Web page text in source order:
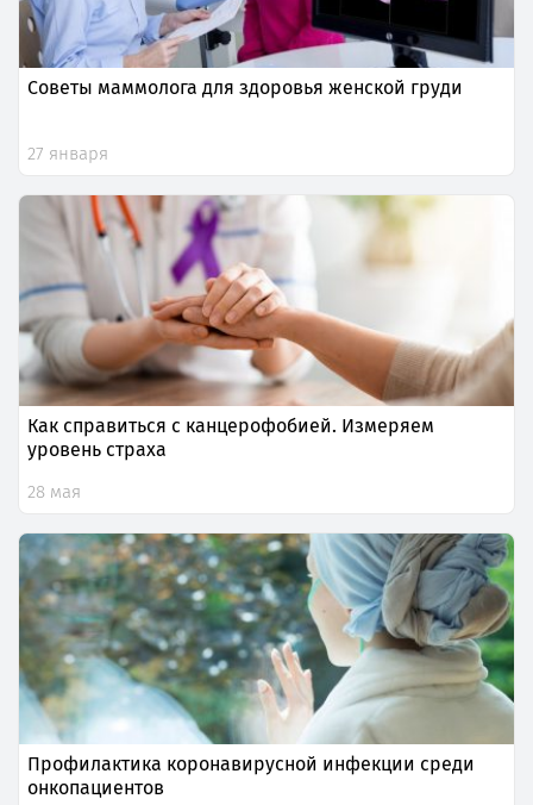
Советы маммолога для здоровья женской груди
27 января
Как справиться с канцерофобией. Измеряем
уровень страха
28 мая
Профилактика коронавирусной инфекции среди
онкопациентов